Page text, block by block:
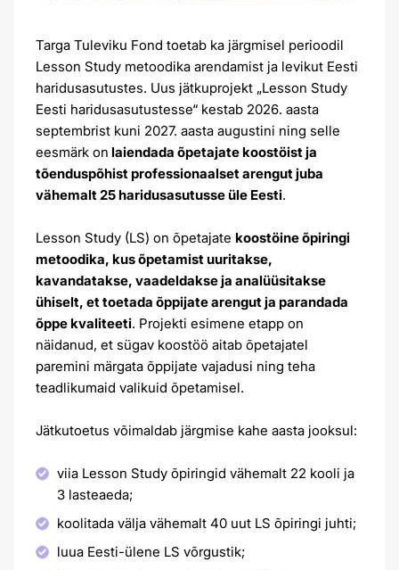
Targa Tuleviku Fond toetab ka järgmisel perioodil
Lesson Study metoodika arendamist ja levikut Eesti
haridusasutustes. Uus jätkuprojekt „Lesson Study
Eesti haridusasutustesse“ kestab 2026. aasta
septembrist kuni 2027. aasta augustini ning selle
eesmärk on laiendada õpetajate koostöist ja
tõenduspõhist professionaalset arengut juba
vähemalt 25 haridusasutusse üle Eesti.
Lesson Study (LS) on õpetajate koostöine õpiringi
metoodika, kus õpetamist uuritakse,
kavandatakse, vaadeldakse ja analüüsitakse
ühiselt, et toetada õppijate arengut ja parandada
õppe kvaliteeti. Projekti esimene etapp on
näidanud, et sügav koostöö aitab õpetajatel
paremini märgata õppijate vajadusi ning teha
teadlikumaid valikuid õpetamisel.
Jätkutoetus võimaldab järgmise kahe aasta jooksul:
viia Lesson Study õpiringid vähemalt 22 kooli ja
3 lasteaeda;
koolitada välja vähemalt 40 uut LS õpiringi juhti;
luua Eesti-ülene LS võrgustik;